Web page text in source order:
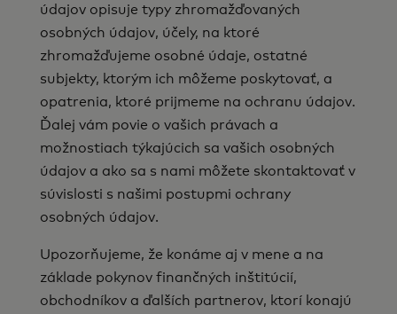
údajov opisuje typy zhromažďovaných
osobných údajov, účely, na ktoré
zhromažďujeme osobné údaje, ostatné
subjekty, ktorým ich môžeme poskytovať, a
opatrenia, ktoré prijmeme na ochranu údajov.
Ďalej vám povie o vašich právach a
možnostiach týkajúcich sa vašich osobných
údajov a ako sa s nami môžete skontaktovať v
súvislosti s našimi postupmi ochrany
osobných údajov.
Upozorňujeme, že konáme aj v mene a na
základe pokynov finančných inštitúcií,
obchodníkov a ďalších partnerov, ktorí konajú